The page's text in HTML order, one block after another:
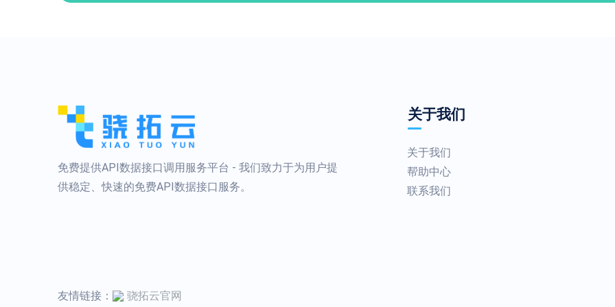
免费提供API数据接口调用服务平台 - 我们致力于为用户提
供稳定、快速的免费API数据接口服务。
关于我们
关于我们
帮助中心
联系我们
友情链接： 骁拓云官网